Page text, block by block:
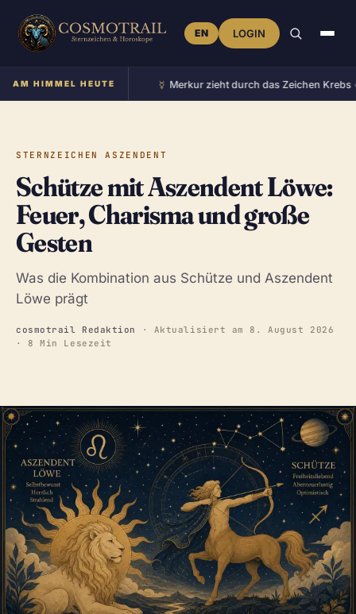
EN LOGIN
AM HIMMEL HEUTE
Zwillinge• Merkur zieht durch das Zeichen Krebs•
STERNZEICHEN ASZENDENT
Schütze mit Aszendent Löwe:
Feuer, Charisma und große
Gesten
Was die Kombination aus Schütze und Aszendent
Löwe prägt
cosmotrail Redaktion · Aktualisiert am 8. August 2026
· 8 Min Lesezeit